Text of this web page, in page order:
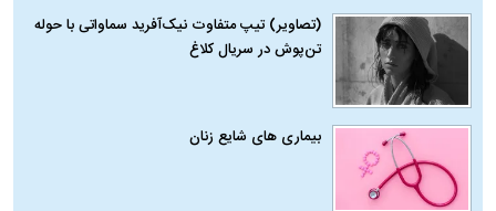
(تصاویر) تیپ متفاوت نیک‌آفرید سماواتی با حوله
تن‌پوش در سریال کلاغ
بیماری‌ های شایع زنان